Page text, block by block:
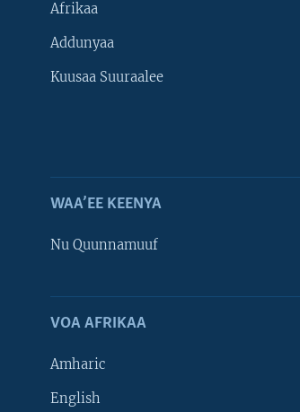
NU HORDOFAA
Afrikaa
Addunyaa
Kuusaa Suuraalee
WAA’EE KEENYA
Nu Quunnamuuf
VOA AFRIKAA
Amharic
English